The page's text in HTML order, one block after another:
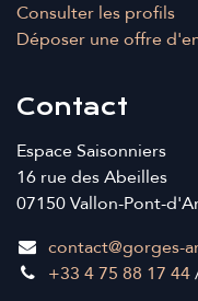
Consulter les profils
Déposer une offre
Contact
Espace Saisonniers
16 rue des Abeilles
07150 Vallon-Pont-
contact@gorges-
+33 4 75 88 17 44